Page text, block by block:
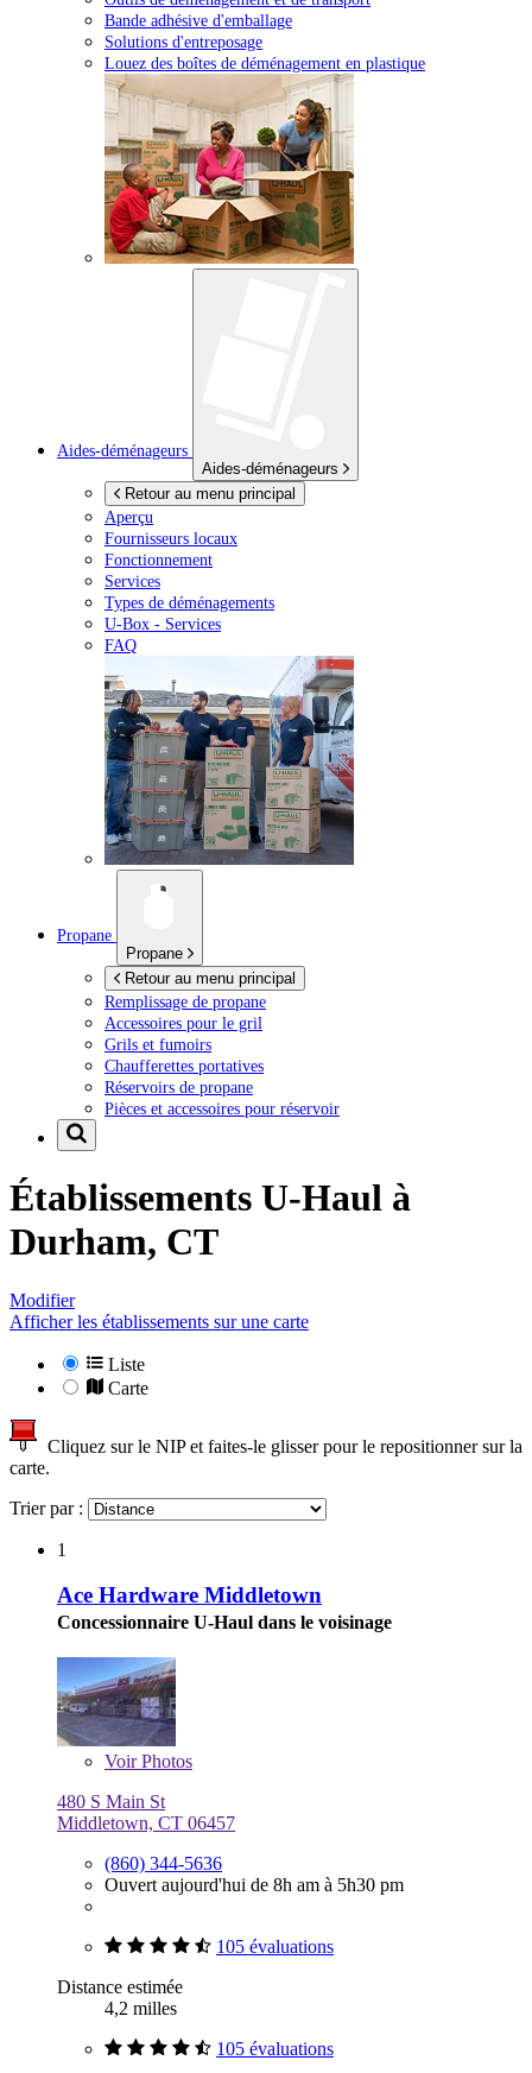
Bande adhésive d'emballage
Solutions d'entreposage
Louez des boîtes de déménagement en plastique
Aides-déménageurs
Aides-déménageurs
Retour au menu principal
Aperçu
Fournisseurs locaux
Fonctionnement
Services
Types de déménagements
U-Box - Services
FAQ
Propane
Propane
Retour au menu principal
Remplissage de propane
Accessoires pour le gril
Grils et fumoirs
Chaufferettes portatives
Réservoirs de propane
Pièces et accessoires pour réservoir
Établissements U-Haul à
Durham, CT
Modifier
Afficher les établissements sur une carte
Liste
Carte
Cliquez sur le NIP et faites-le glisser pour le repositionner sur la
carte.
Trier par :
1
Ace Hardware Middletown
Concessionnaire U-Haul dans le voisinage
VoirPhotos
480 S Main St
Middletown, CT 06457
(860) 344-5636
Ouvert aujourd'hui de 8h am à 5h30 pm
105 évaluations
Distance estimée
4,2 milles
105 évaluations